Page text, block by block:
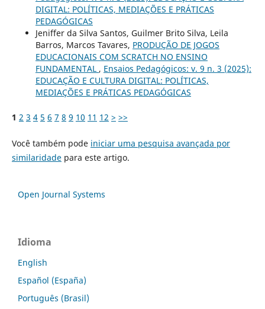
DIGITAL: POLÍTICAS, MEDIAÇÕES E PRÁTICAS
PEDAGÓGICAS
Jeniffer da Silva Santos, Guilmer Brito Silva, Leila
Barros, Marcos Tavares, PRODUÇÃO DE JOGOS
EDUCACIONAIS COM SCRATCH NO ENSINO
FUNDAMENTAL , Ensaios Pedagógicos: v. 9 n. 3 (2025):
EDUCAÇÃO E CULTURA DIGITAL: POLÍTICAS,
MEDIAÇÕES E PRÁTICAS PEDAGÓGICAS
1 2 3 4 5 6 7 8 9 10 11 12 > >>
Você também pode iniciar uma pesquisa avançada por
similaridadepara este artigo.
Open Journal Systems
Idioma
English
Español (España)
Português (Brasil)